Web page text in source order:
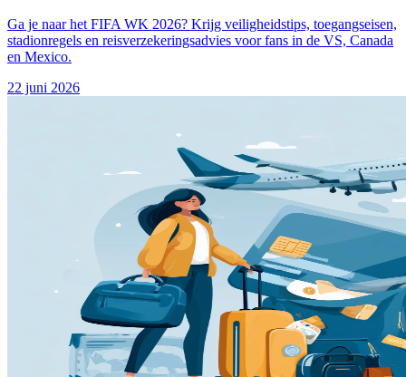
Ga je naar het FIFA WK 2026? Krijg veiligheidstips, toegangseisen,
stadionregels en reisverzekeringsadvies voor fans in de VS, Canada
en Mexico.
22 juni 2026